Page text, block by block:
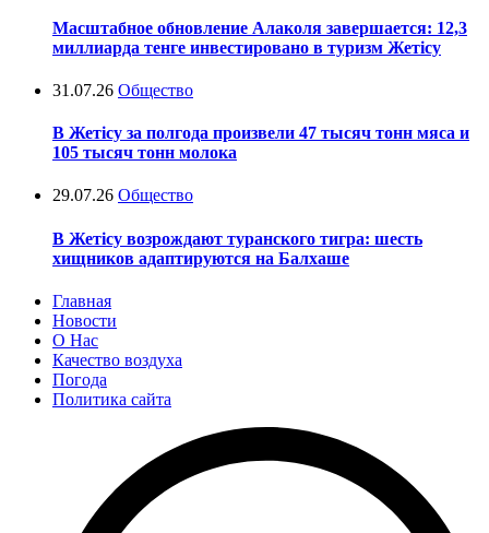
Масштабное обновление Алаколя завершается: 12,3
миллиарда тенге инвестировано в туризм Жетісу
31.07.26 Общество
В Жетісу за полгода произвели 47 тысяч тонн мяса и
105 тысяч тонн молока
29.07.26 Общество
В Жетісу возрождают туранского тигра: шесть
хищников адаптируются на Балхаше
Главная
Новости
О Нас
Качество воздуха
Погода
Политика сайта